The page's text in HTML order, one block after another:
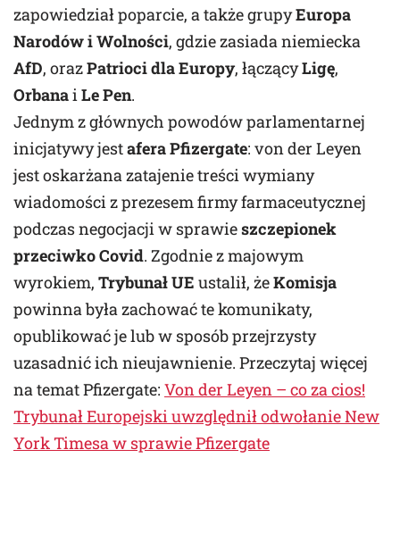
zapowiedział poparcie, a także grupyEuropa
Narodów i Wolności, gdzie zasiada niemiecka
AfD, orazPatrioci dla Europy, łączącyLigę,
OrbanaiLe Pen.
Jednym z głównych powodów parlamentarnej
inicjatywy jestafera Pfizergate: von der Leyen
jest oskarżana zatajenie treści wymiany
wiadomości z prezesem firmy farmaceutycznej
podczas negocjacji w sprawieszczepionek
przeciwko Covid. Zgodnie z majowym
wyrokiem, Trybunał UE ustalił, żeKomisja
powinna była zachować te komunikaty,
opublikować je lub w sposób przejrzysty
uzasadnić ich nieujawnienie. Przeczytaj więcej
na temat Pfizergate: Von der Leyen – co za cios!
Trybunał Europejski uwzględnił odwołanie New
York Timesa w sprawie Pfizergate